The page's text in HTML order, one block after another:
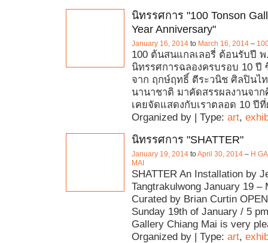
นิทรรศการ "100 Tonson
Year Anniversary"
January 16, 2014 to March 16, 2014 –
100 ต้นสนแกลเลอรี่ ต้อนรับปี
นิทรรศการฉลองครบรอบ 10 ปี
จาก ฤกษ์ฤทธิ์ ตีระวนิช ศิลปินไ
นานาชาติ มาคัดสรรผลงานจา
เคยจัดแสดงกับเราตลอด 10 ปี
Organized by | Type: art,
นิทรรศการ "SHATTER"
January 19, 2014 toApril 30, 2014 – H
MAI
SHATTER An Installation by
Tangtrakulwong January 19 –
Curated by Brian Curtin
Sunday 19th of January / 5
Gallery Chiang Mai is very
Organized by | Type: art,